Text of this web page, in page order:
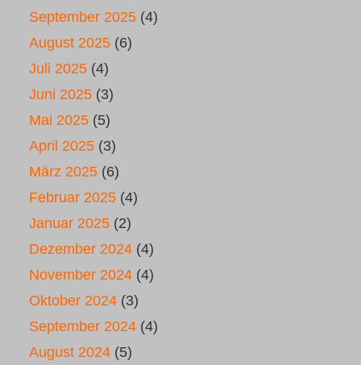
September 2025 (4)
August 2025 (6)
Juli 2025 (4)
Juni 2025 (3)
Mai 2025 (5)
April 2025 (3)
März 2025 (6)
Februar 2025 (4)
Januar 2025 (2)
Dezember 2024 (4)
November 2024 (4)
Oktober 2024 (3)
September 2024 (4)
August 2024 (5)